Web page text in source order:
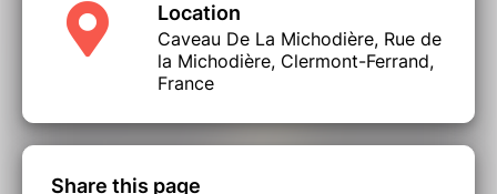
Location
Caveau De La Michodière, Rue de
la Michodière, Clermont-Ferrand,
France
Share this page